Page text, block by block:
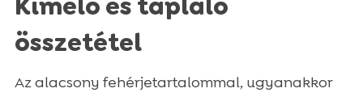
összetétel
Az alacsony fehérjetartalommal, ugyanakkor